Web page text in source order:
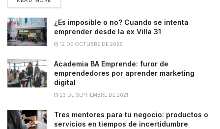
¿Es imposible o no? Cuando se intenta
emprender desde la ex Villa 31
12 DE OCTUBRE DE 2022
Academia BA Emprende: furor de
emprendedores por aprender marketing
digital
23 DE SEPTIEMBRE DE 2021
Tres mentores para tu negocio: productos o
servicios en tiempos de incertidumbre